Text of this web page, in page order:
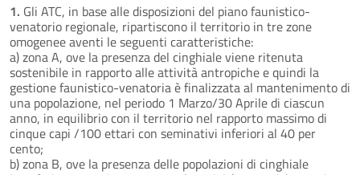
1. Gli ATC, in base alle disposizioni del piano faunistico-
venatorio regionale, ripartiscono il territorio in tre zone
omogenee aventi le seguenti caratteristiche:
a) zona A, ove la presenza del cinghiale viene ritenuta
sostenibile in rapporto alle attività antropiche e quindi la
gestione faunistico-venatoria è finalizzata al mantenimento di
una popolazione, nel periodo 1 Marzo/30 Aprile di ciascun
anno, in equilibrio con il territorio nel rapporto massimo di
cinque capi /100 ettari con seminativi inferiori al 40 per
cento;
b) zona B, ove la presenza delle popolazioni di cinghiale